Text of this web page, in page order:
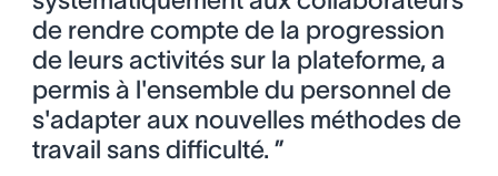
de rendre compte de la progression
de leurs activités sur la plateforme, a
permis à l'ensemble du personnel de
s'adapter aux nouvelles méthodes de
travail sans difficulté. ”